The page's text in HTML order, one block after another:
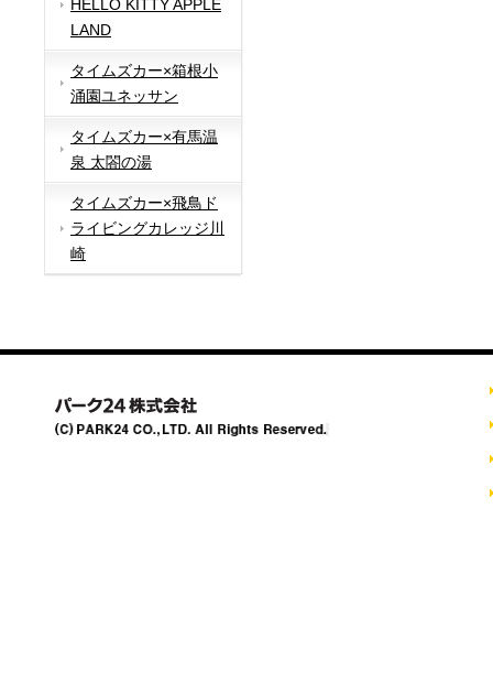
HELLO KITTY APPLE
LAND
タイムズカー×箱根小
涌園ユネッサン
タイムズカー×有馬温
泉 太閤の湯
タイムズカー×飛鳥ド
ライビングカレッジ川
崎